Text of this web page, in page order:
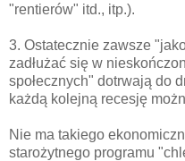
"rentierów" itd., itp.).
3. Ostatecznie zawsze
zadłużać się w
społecznych" dotrwają do
każdą kolejną recesję
Nie ma takiego
starożytnego programu